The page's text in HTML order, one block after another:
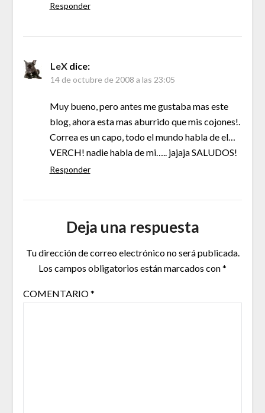
Responder
LeX dice:
14 de octubre de 2008 a las 23:05
Muy bueno, pero antes me gustaba mas este
blog, ahora esta mas aburrido que mis cojones!.
Correa es un capo, todo el mundo habla de el…
VERCH! nadie habla de mi….. jajaja SALUDOS!
Responder
Deja una respuesta
Tu dirección de correo electrónico no será publicada.
Los campos obligatorios están marcados con*
COMENTARIO*